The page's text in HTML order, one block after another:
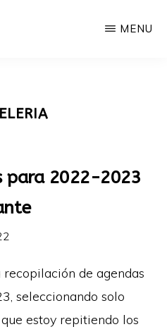
MENU
para 2022-2023
de agendas
seleccionando solo
estoy repitiendo los